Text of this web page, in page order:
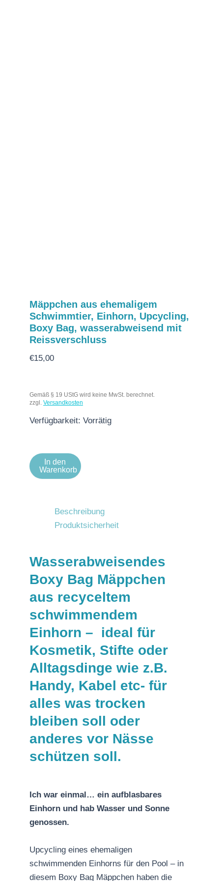
Mäppchen aus ehemaligem
Schwimmtier, Einhorn, Upcycling,
Boxy Bag, wasserabweisend mit
Reissverschluss
€15,00
Gemäß § 19 UStG wird keine MwSt. berechnet.
zzgl. Versandkosten
Verfügbarkeit: Vorrätig
In den
Warenkorb
Beschreibung
Produktsicherheit
Wasserabweisendes
Boxy Bag Mäppchen
aus recyceltem
schwimmendem
Einhorn – ideal für
Kosmetik, Stifte oder
Alltagsdinge wie z.B.
Handy, Kabel etc- für
alles was trocken
bleiben soll oder
anderes vor Nässe
schützen soll.
Ich war einmal… ein aufblasbares
Einhorn und hab Wasser und Sonne
genossen.
Upcycling eines ehemaligen
schwimmenden Einhorns für den Pool – in
diesem Boxy Bag Mäppchen haben die